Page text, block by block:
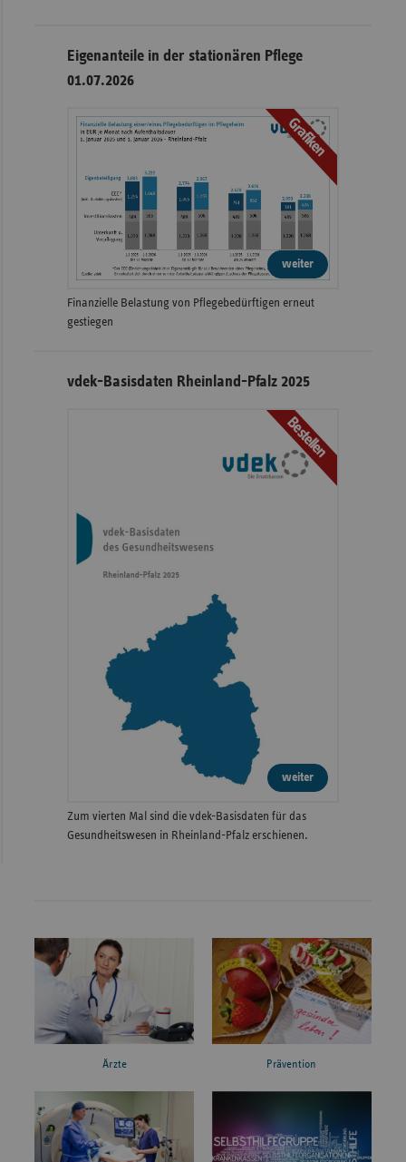
Eigenanteile in der stationären Pflege
01.07.2026
Grafiken
weiter
Finanzielle Belastung von Pflegebedürftigen erneut
gestiegen
vdek-Basisdaten Rheinland-Pfalz 2025
Bestellen
weiter
Zum vierten Mal sind die vdek-Basisdaten für das
Gesundheitswesen in Rheinland-Pfalz erschienen.
Ärzte Prävention